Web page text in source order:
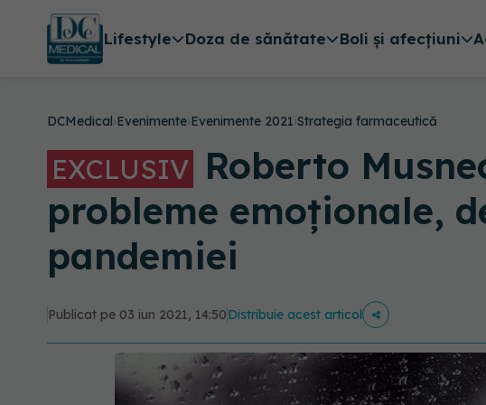
Lifestyle Doza de sănătate Boli și afecțiuni
DCMedical›Evenimente›Evenimente 2021›Strategia farmaceutică
EXCLUSIV Roberto
probleme emoționale,
pandemiei
Publicat pe 03 iun 2021, 14:50Distribuie acest articol